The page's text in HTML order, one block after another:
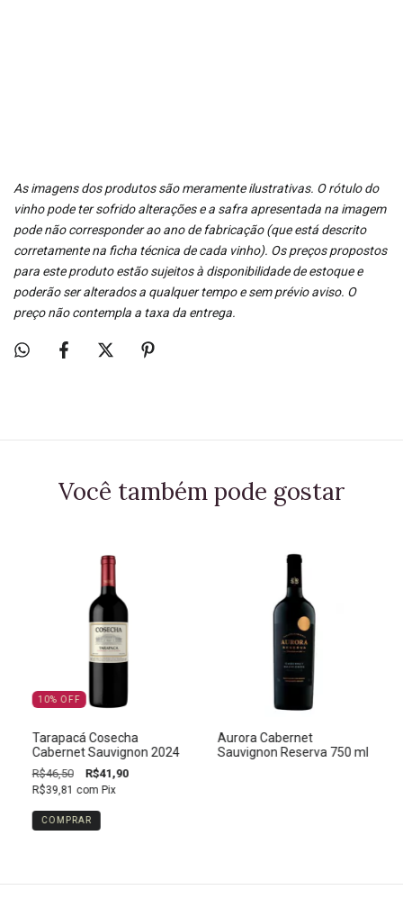
As imagens dos produtos são meramente ilustrativas. O rótulo do
vinho pode ter sofrido alterações e a safra apresentada na imagem
pode não corresponder ao ano de fabricação (que está descrito
corretamente na ficha técnica de cada vinho). Os preços propostos
para este produto estão sujeitos à disponibilidade de estoque e
poderão ser alterados a qualquer tempo e sem prévio aviso. O
preço não contempla a taxa da entrega.
Você também pode gostar
10% OFF
Tarapacá Cosecha
Cabernet Sauvignon 2024
R$46,50 R$41,90
R$39,81 com Pix
Aurora Cabernet
Sauvignon Reserva 750 ml